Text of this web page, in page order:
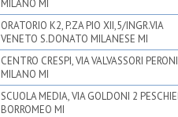
MILANO MI
ORATORIO K2, P.ZA PIO XII,5/INGR.VIA
VENETO S.DONATO MILANESE MI
CENTRO CRESPI, VIA VALVASSORI
MILANO MI
SCUOLA MEDIA, VIA GOLDONI 2
BORROMEO MI